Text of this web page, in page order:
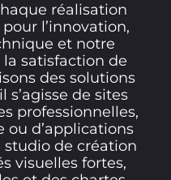
réalisation
l’innovation,
et notre
satisfaction de
des solutions
s’agisse de sites
professionnelles,
d’applications
de création
visuelles fortes,